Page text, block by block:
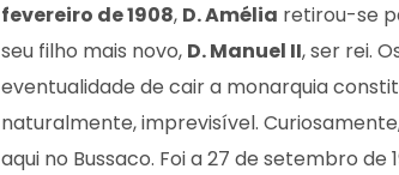
fevereiro de 1908, D. Amélia retirou-se
seu filho mais novo, D. Manuel II, ser rei.
eventualidade de cair a monarquia
naturalmente, imprevisível.
aqui no Bussaco. Foi a 27 de setembro de